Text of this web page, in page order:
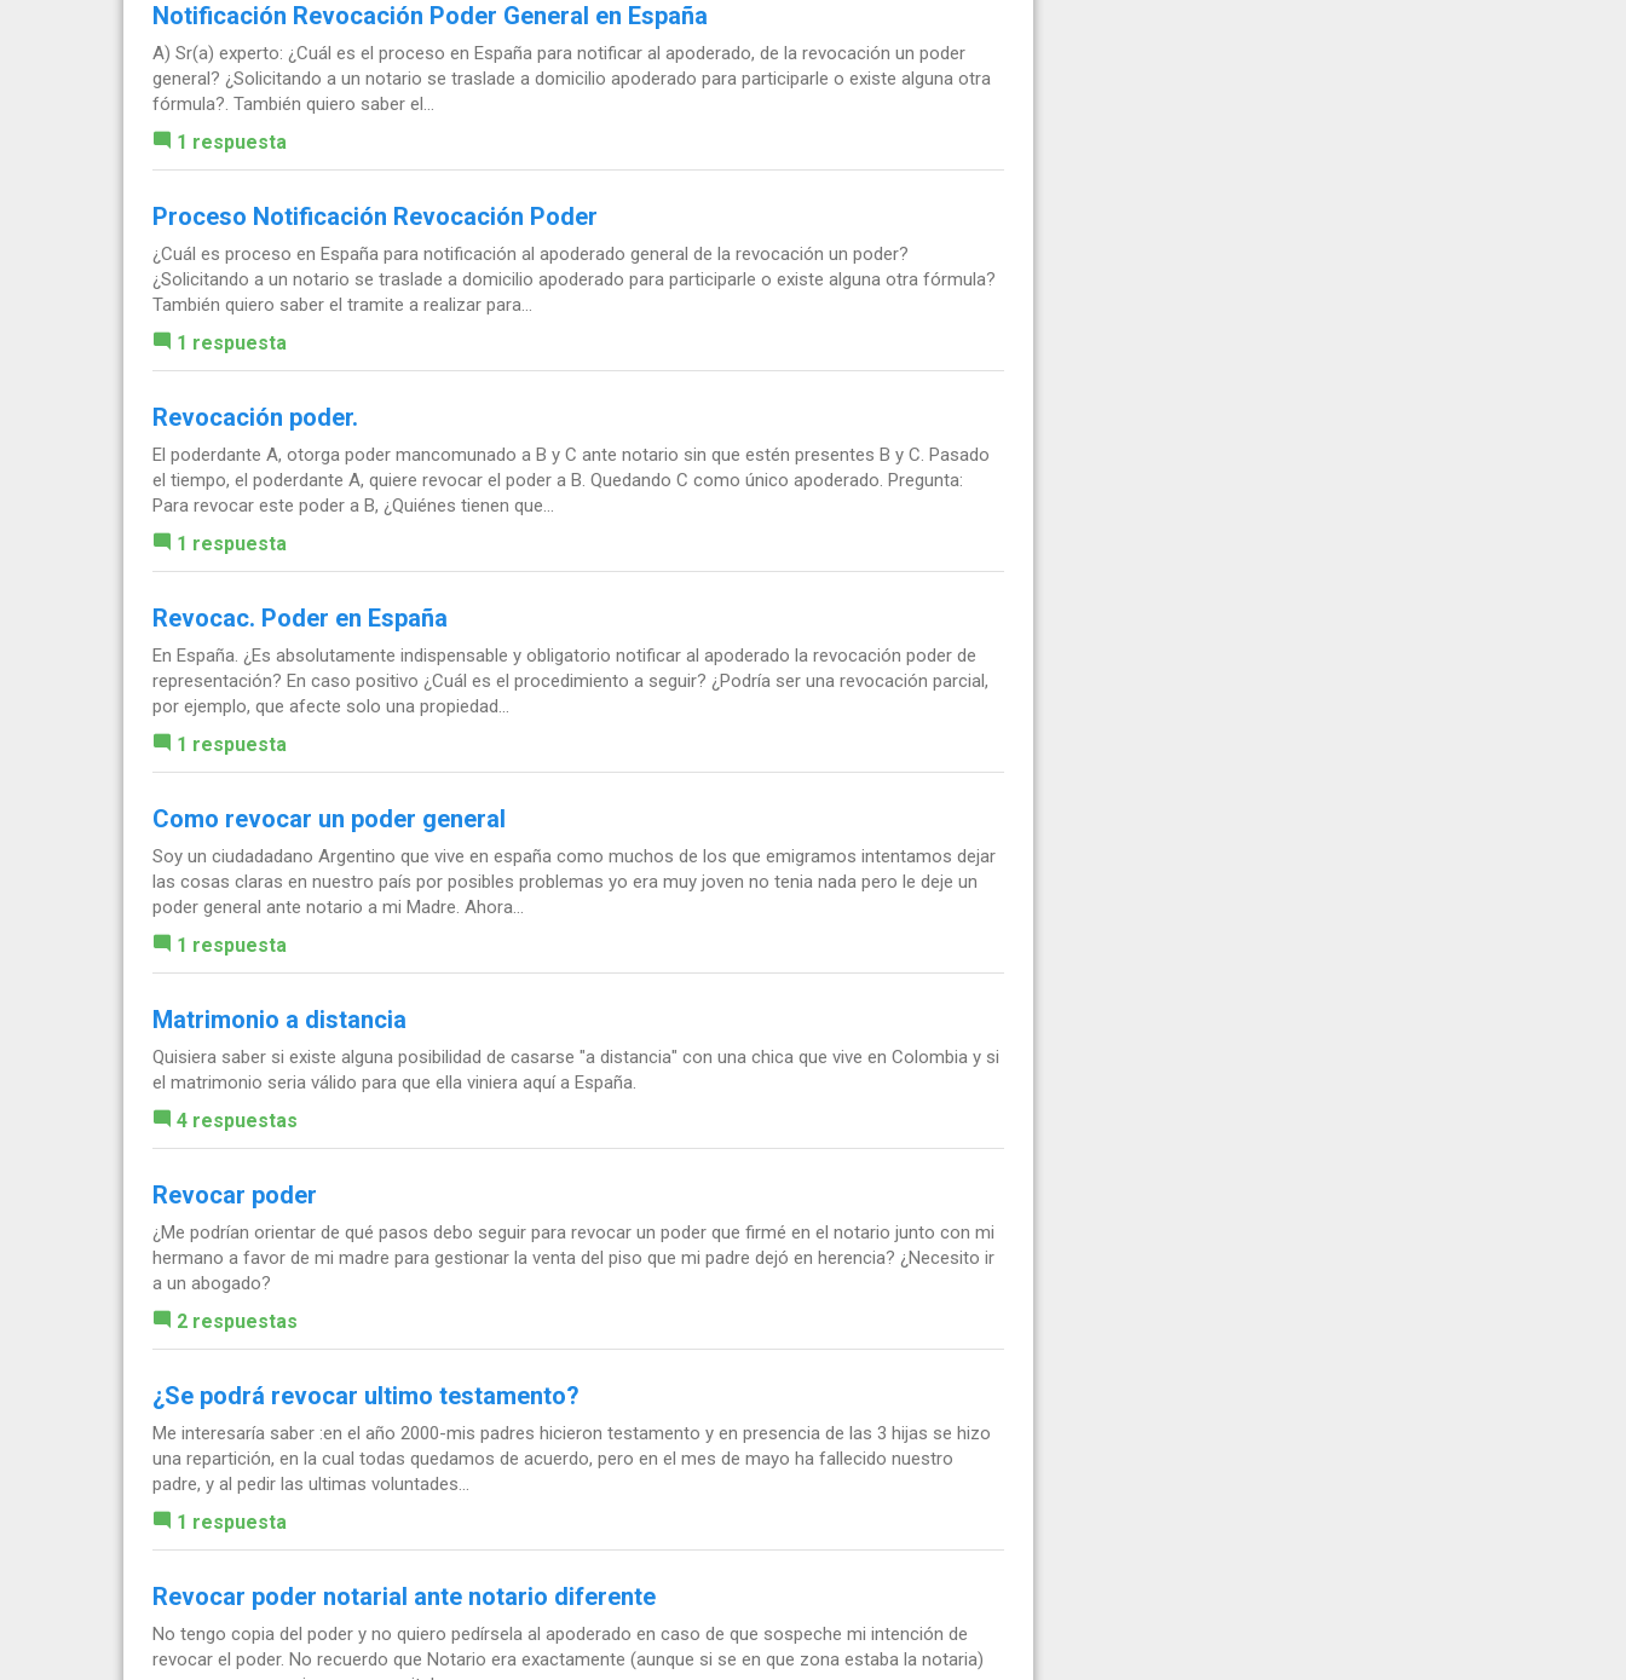
Notificación Revocación Poder General en España
A) Sr(a) experto: ¿Cuál es el proceso en España para notificar al apoderado, de la revocación un poder
general? ¿Solicitando a un notario se traslade a domicilio apoderado para participarle o existe alguna otra
fórmula?. También quiero saber el...
1 respuesta
Proceso Notificación Revocación Poder
¿Cuál es proceso en España para notificación al apoderado general de la revocación un poder?
¿Solicitando a un notario se traslade a domicilio apoderado para participarle o existe alguna otra fórmula?
También quiero saber el tramite a realizar para...
1 respuesta
Revocación poder.
El poderdante A, otorga poder mancomunado a B y C ante notario sin que estén presentes B y C. Pasado
el tiempo, el poderdante A, quiere revocar el poder a B. Quedando C como único apoderado. Pregunta:
Para revocar este poder a B, ¿Quiénes tienen que...
1 respuesta
Revocac. Poder en España
En España. ¿Es absolutamente indispensable y obligatorio notificar al apoderado la revocación poder de
representación? En caso positivo ¿Cuál es el procedimiento a seguir? ¿Podría ser una revocación parcial,
por ejemplo, que afecte solo una propiedad...
1 respuesta
Como revocar un poder general
Soy un ciudadadano Argentino que vive en españa como muchos de los que emigramos intentamos dejar
las cosas claras en nuestro país por posibles problemas yo era muy joven no tenia nada pero le deje un
poder general ante notario a mi Madre. Ahora...
1 respuesta
Matrimonio a distancia
Quisiera saber si existe alguna posibilidad de casarse "a distancia" con una chica que vive en Colombia y si
el matrimonio seria válido para que ella viniera aquí a España.
4 respuestas
Revocar poder
¿Me podrían orientar de qué pasos debo seguir para revocar un poder que firmé en el notario junto con mi
hermano a favor de mi madre para gestionar la venta del piso que mi padre dejó en herencia? ¿Necesito ir
a un abogado?
2 respuestas
¿Se podrá revocar ultimo testamento?
Me interesaría saber :en el año 2000-mis padres hicieron testamento y en presencia de las 3 hijas se hizo
una repartición, en la cual todas quedamos de acuerdo, pero en el mes de mayo ha fallecido nuestro
padre, y al pedir las ultimas voluntades...
1 respuesta
Revocar poder notarial ante notario diferente
No tengo copia del poder y no quiero pedírsela al apoderado en caso de que sospeche mi intención de
revocar el poder. No recuerdo que Notario era exactamente (aunque si se en que zona estaba la notaria)